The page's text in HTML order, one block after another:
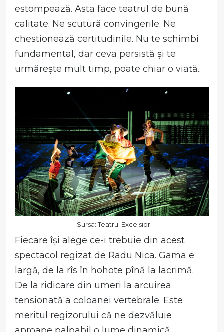
estompează. Asta face teatrul de bună
calitate. Ne scutură convingerile. Ne
chestionează certitudinile. Nu te schimbi
fundamental, dar ceva persistă și te
urmărește mult timp, poate chiar o viață..
Sursa: Teatrul Excelsior
Fiecare își alege ce-i trebuie din acest
spectacol regizat de Radu Nica. Gama e
largă, de la rîs în hohote pînă la lacrimă.
De la ridicare din umeri la arcuirea
tensionată a coloanei vertebrale. Este
meritul regizorului că ne dezvăluie